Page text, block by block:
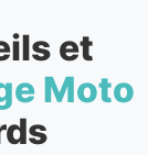
et
Moto